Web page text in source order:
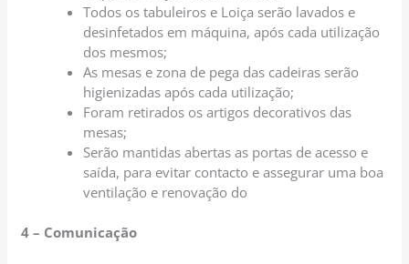
Todos os tabuleiros e Loiça serão lavados e
desinfetados em máquina, após cada utilização
dos mesmos;
As mesas e zona de pega das cadeiras serão
higienizadas após cada utilização;
Foram retirados os artigos decorativos das
mesas;
Serão mantidas abertas as portas de acesso e
saída, para evitar contacto e assegurar uma boa
ventilação e renovação do
4 – Comunicação